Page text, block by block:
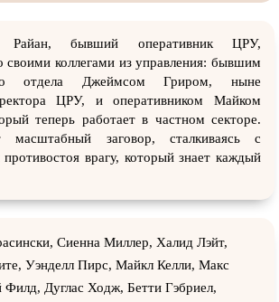
Райан, бывший оперативник ЦРУ,
своими коллегами из управления: бывшим
отдела Джеймсом Гриром, ныне
ЦРУ, и оперативником Майком
теперь работает в частном секторе.
масштабный заговор, сталкиваясь с
противостоя врагу, который знает каждый
Сиенна Миллер, Халид Лэйт,
Уэнделл Пирс, Майкл Келли, Макс
Дуглас Ходж, Бетти Гэбриел,